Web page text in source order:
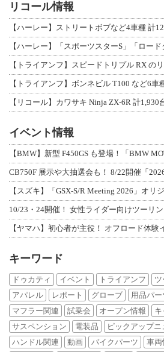
リコール情報
【ハーレー】ストリートボブなど4車種 計
【トライアンフ】スピードトリプル RX の
【リコール】カワサキ Ninja ZX-6R 計1,930
イベント情報
【BMW】新型 F450GS も登場！「BMW
CB750F 展示や大抽選会も！ 8/22開催「
【スズキ】「GSX-S/R Meeting 2026」オリ
10/23・24開催！ 女性ライダー向けツーリ
【ヤマハ】初心者が主役！ オフロード体験
キーワード
ドゥカティ イベント トライアンフ
アパレル
レポート グローブ 用品パ
マフラー関連
試乗会 オープン情報
サスペンション
電装品 ピックアップニ
ハンドル関連
動画 バイクパーツ 車両